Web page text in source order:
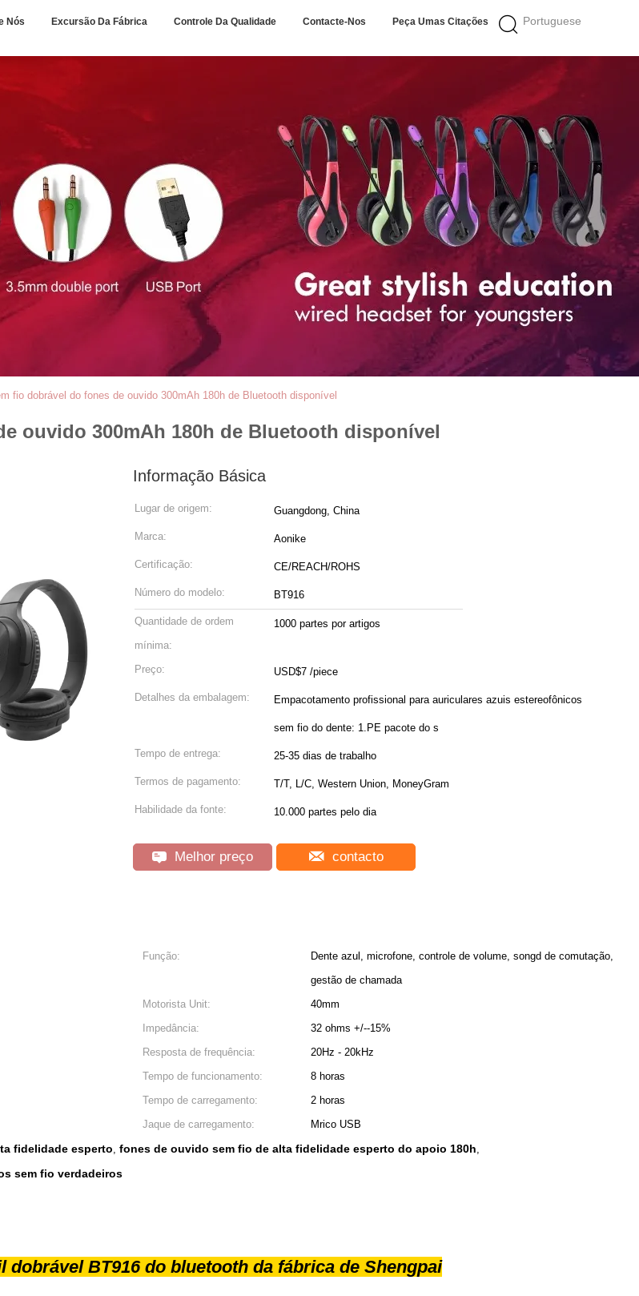
Portuguese
Nós Excursão Da Fábrica Controle Da Qualidade Contacte-Nos Peça Umas Citações
fio dobrável do fones de ouvido 300mAh 180h de Bluetooth disponível
ouvido 300mAh 180h de Bluetooth disponível
Informação Básica
Lugar de origem: Guangdong, China
Marca: Aonike
Certificação: CE/REACH/ROHS
Número do modelo: BT916
Quantidade de ordem
mínima:
1000 partes por artigos
Preço: USD$7 /piece
Detalhes da embalagem: Empacotamento profissional para auriculares azuis estereofônicos
sem fio do dente: 1.PE pacote do s
Tempo de entrega: 25-35 dias de trabalho
Termos de pagamento: T/T, L/C, Western Union, MoneyGram
Habilidade da fonte: 10.000 partes pelo dia
Melhor preço contacto
Função:
Dente azul, microfone, controle de volume, songd de comutação,
gestão de chamada
Motorista Unit:
40mm
Impedância:
32 ohms +/--15%
Resposta de frequência:
20Hz - 20kHz
Tempo de funcionamento:
8 horas
Tempo de carregamento:
2 horas
Jaque de carregamento:
Mrico USB
fidelidade esperto, fones de ouvido sem fio de alta fidelidade esperto do apoio 180h,
sem fio verdadeiros
BT916 do bluetooth da fábrica de Shengpai